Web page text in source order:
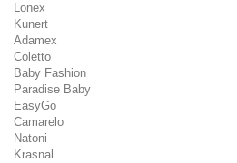
Lonex
Kunert
Adamex
Coletto
Baby Fashion
Paradise Baby
EasyGo
Camarelo
Natoni
Krasnal